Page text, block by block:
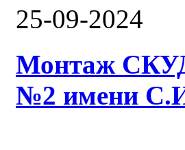
25-09-2024
Монтаж
№2 имени